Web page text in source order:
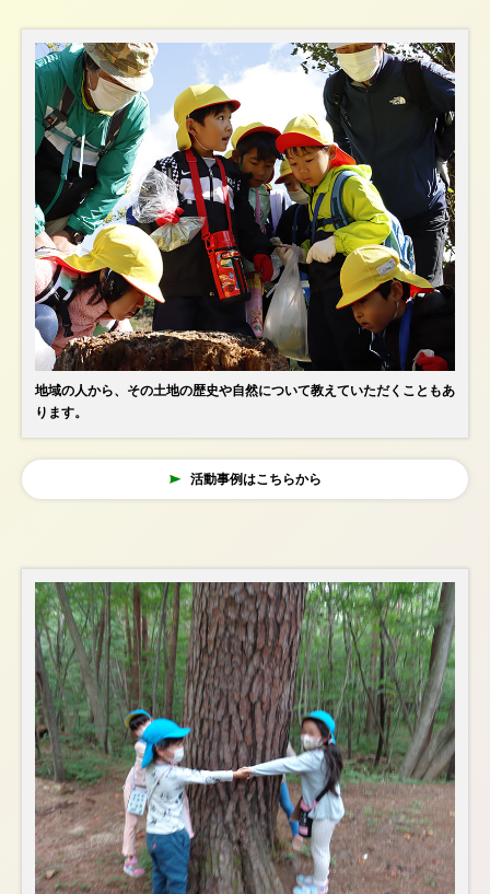
地域の人から、その土地の歴史や自然について教えていただくこともあ
ります。
活動事例はこちらから